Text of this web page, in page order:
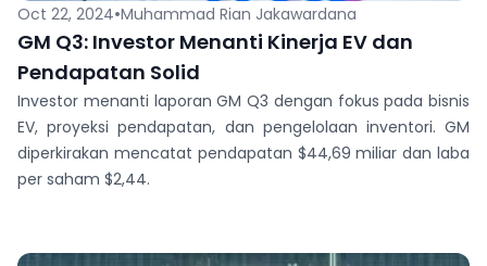
Oct 22, 2024•Muhammad Rian Jakawardana
GM Q3: Investor Menanti Kinerja EV dan
Pendapatan Solid
Investor menanti laporan GM Q3 dengan fokus pada bisnis
EV, proyeksi pendapatan, dan pengelolaan inventori. GM
diperkirakan mencatat pendapatan $44,69 miliar dan laba
per saham $2,44.